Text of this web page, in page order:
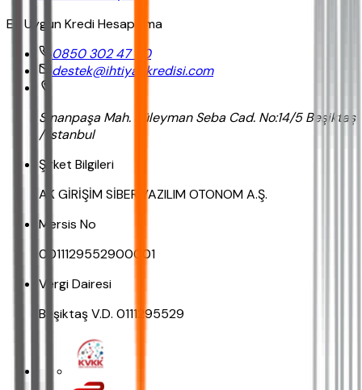
En Uygun Kredi Hesaplama
0850 302 47 90
destek@ihtiyackredisi.com
Sinanpaşa Mah. Süleyman Seba Cad. No:14/5 Beşiktaş
/ İstanbul
Şirket Bilgileri
AK GİRİŞİM SİBER YAZILIM OTONOM A.Ş.
Mersis No
0011129552900001
Vergi Dairesi
Beşiktaş V.D. 0111295529